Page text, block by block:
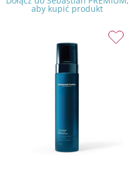
aby kupić produkt